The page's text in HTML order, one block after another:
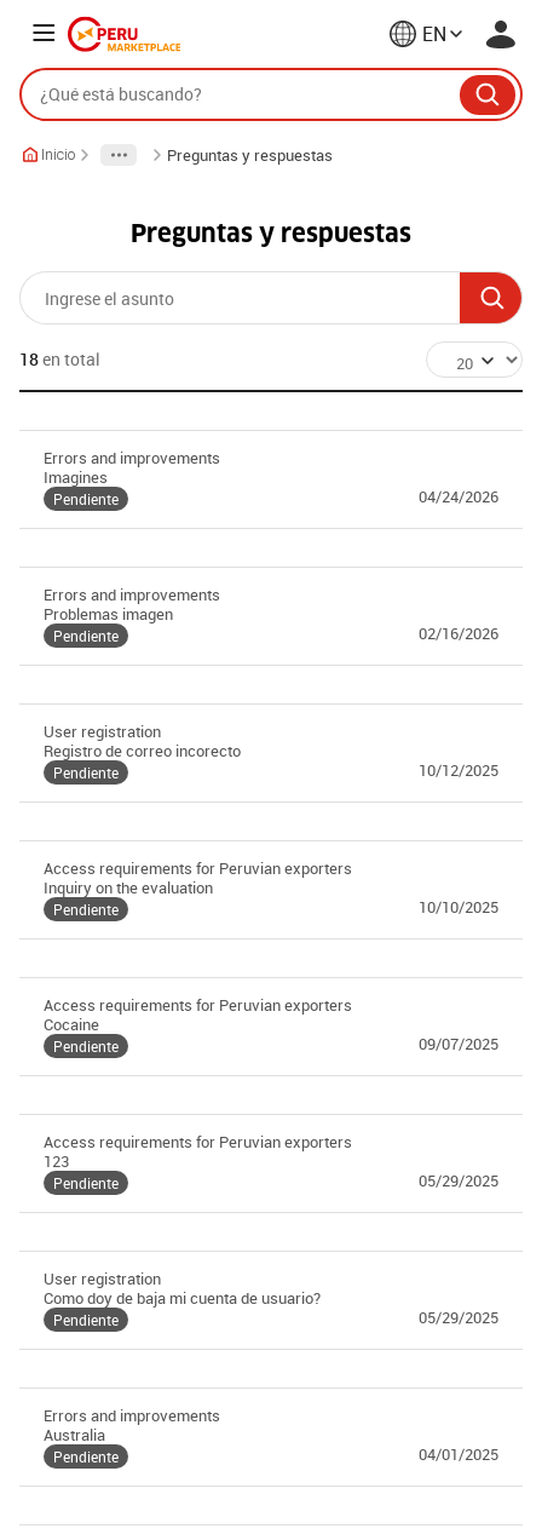
EN
Inicio Preguntas y respuestas
Preguntas y respuestas
18en total
Errors and improvements
Imagines
Pendiente 04/24/2026
Errors and improvements
Problemas imagen
Pendiente 02/16/2026
User registration
Registro de correo incorecto
Pendiente 10/12/2025
Access requirements for Peruvian exporters
Inquiry on the evaluation
Pendiente 10/10/2025
Access requirements for Peruvian exporters
Cocaine
Pendiente 09/07/2025
Access requirements for Peruvian exporters
123
Pendiente 05/29/2025
User registration
Como doy de baja mi cuenta de usuario?
Pendiente 05/29/2025
Errors and improvements
Australia
Pendiente 04/01/2025